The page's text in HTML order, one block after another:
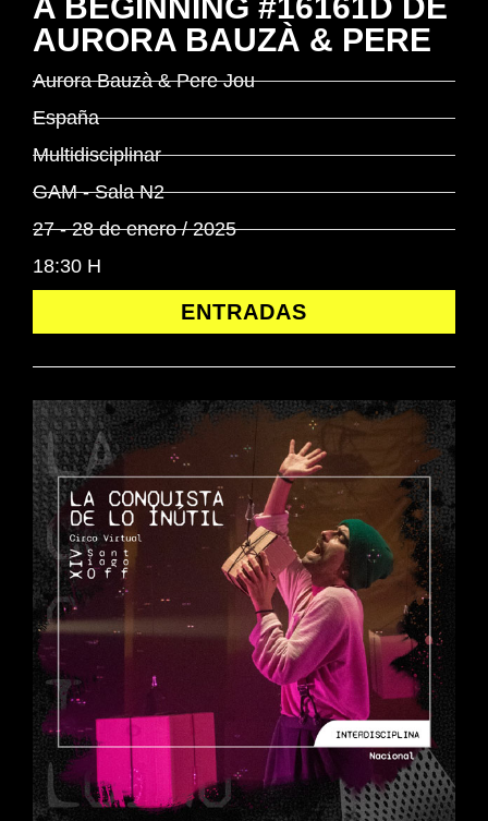
AURORA BAUZÀ & PERE
Aurora Bauzà & Pere Jou
España
Multidisciplinar
GAM - Sala N2
27 - 28 de enero / 2025
18:30 H
ENTRADAS